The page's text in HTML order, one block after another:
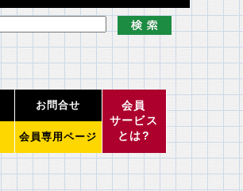
お問合せ
会員専用ページ
会員
サービス
とは?